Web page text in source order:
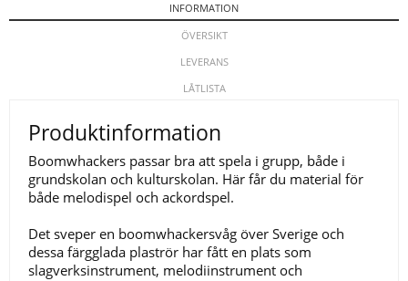
INFORMATION
ÖVERSIKT
LEVERANS
LÅTLISTA
Produktinformation
Boomwhackers passar bra att spela i grupp, både i
grundskolan och kulturskolan. Här får du material för
både melodispel och ackordspel.
Det sveper en boomwhackersvåg över Sverige och
dessa färgglada plaströr har fått en plats som
slagverksinstrument, melodiinstrument och